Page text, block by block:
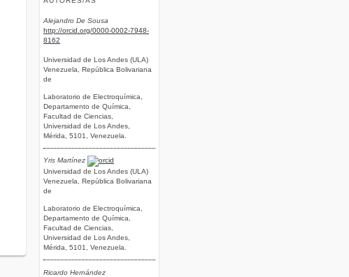
Alejandro De Sousa
http://orcid.org/0000-0002-7948-
8162
Universidad de Los Andes (ULA)
Venezuela, República Bolivariana
de
Laboratorio de Electroquímica,
Departamento de Química,
Facultad de Ciencias,
Universidad de Los Andes,
Mérida, 5101, Venezuela.
Yris Martínez
Universidad de Los Andes (ULA)
Venezuela, República Bolivariana
de
Laboratorio de Electroquímica,
Departamento de Química,
Facultad de Ciencias,
Universidad de Los Andes,
Mérida, 5101, Venezuela.
Ricardo Hernández